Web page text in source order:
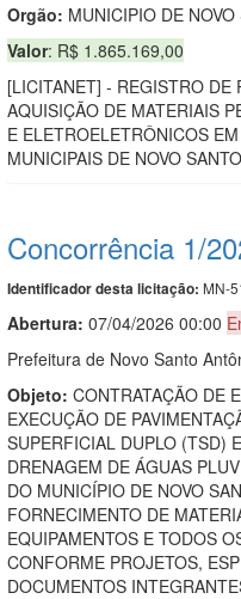
Orgão: MUNICIPIO DE
Valor: R$ 1.865.169,00
[LICITANET] - REGISTRO DE
AQUISIÇÃO DE MATERIAIS
E ELETROELETRÔNICOS
MUNICIPAIS DE NOVO
Concorrência 1/
Identificador desta licitação: MN-
Abertura: 07/04/2026 00:00
Prefeitura de Novo Santo
Objeto: CONTRATAÇÃO DE
EXECUÇÃO DE
SUPERFICIAL DUPLO (TSD)
DRENAGEM DE ÁGUAS
DO MUNICÍPIO DE NOVO
FORNECIMENTO DE
EQUIPAMENTOS E TODOS
CONFORME PROJETOS,
DOCUMENTOS